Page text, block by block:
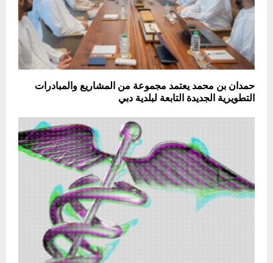
حمدان بن محمد يعتمد مجموعة من المشاريع والمبادرات
التطويرية الجديدة التابعة لبلدية دبي